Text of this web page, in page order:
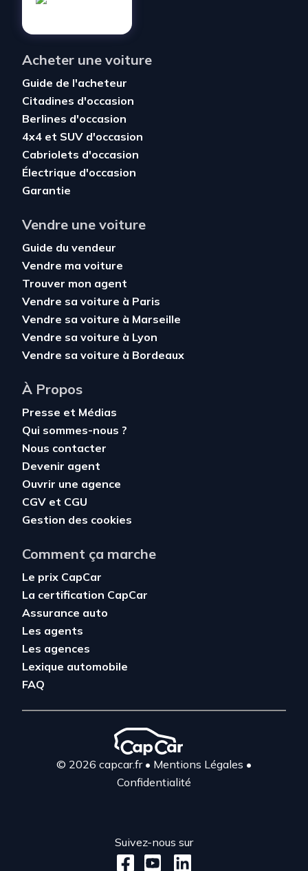
Acheter une voiture
Guide de l'acheteur
Citadines d'occasion
Berlines d'occasion
4x4 et SUV d'occasion
Cabriolets d'occasion
Électrique d'occasion
Garantie
Vendre une voiture
Guide du vendeur
Vendre ma voiture
Trouver mon agent
Vendre sa voiture à Paris
Vendre sa voiture à Marseille
Vendre sa voiture à Lyon
Vendre sa voiture à Bordeaux
À Propos
Presse et Médias
Qui sommes-nous ?
Nous contacter
Devenir agent
Ouvrir une agence
CGV et CGU
Gestion des cookies
Comment ça marche
Le prix CapCar
La certification CapCar
Assurance auto
Les agents
Les agences
Lexique automobile
FAQ
© 2026 capcar.fr• Mentions Légales •
Confidentialité
Suivez-nous sur